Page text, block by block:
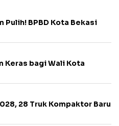
Pulih! BPBD Kota Bekasi
Keras bagi Wali Kota
28 Truk Kompaktor Baru